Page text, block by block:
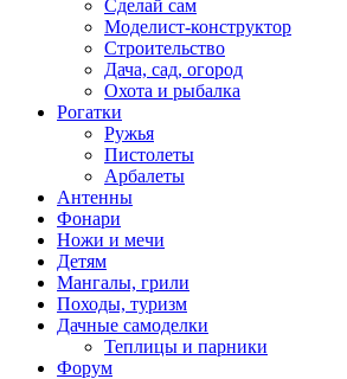
Сделай сам
Моделист-конструктор
Строительство
Дача, сад, огород
Охота и рыбалка
Рогатки
Ружья
Пистолеты
Арбалеты
Антенны
Фонари
Ножи и мечи
Детям
Мангалы, грили
Походы, туризм
Дачные самоделки
Теплицы и парники
Форум